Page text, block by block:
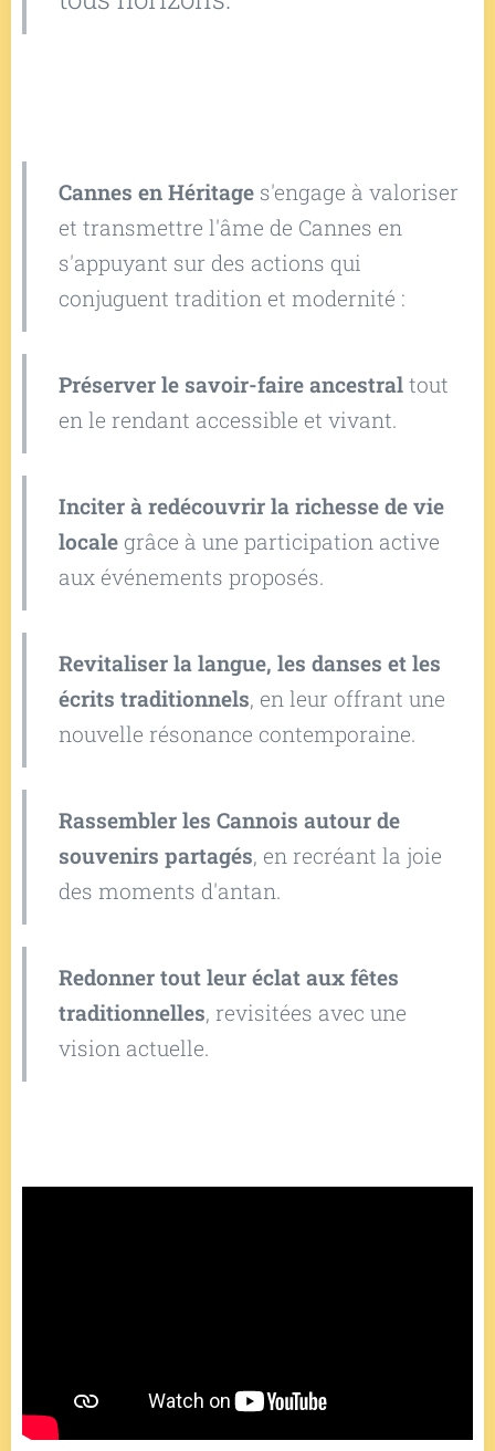
Cannes en Héritage s'engage à valoriser
et transmettre l'âme de Cannes en
s'appuyant sur des actions qui
conjuguent tradition et modernité :
Préserver le savoir-faire ancestral tout
en le rendant accessible et vivant.
Inciter à redécouvrir la richesse de vie
locale grâce à une participation active
aux événements proposés.
Revitaliser la langue, les danses et les
écrits traditionnels, en leur offrant une
nouvelle résonance contemporaine.
Rassembler les Cannois autour de
souvenirs partagés, en recréant la joie
des moments d'antan.
Redonner tout leur éclat aux fêtes
traditionnelles, revisitées avec une
vision actuelle.